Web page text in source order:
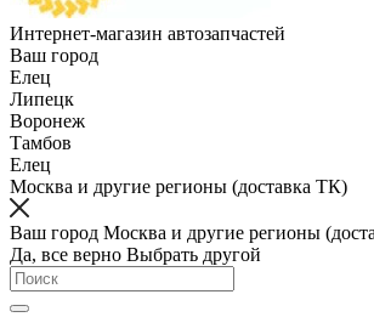
Интернет-магазин автозапчастей
Ваш город
Елец
Липецк
Воронеж
Тамбов
Елец
Москва и другие регионы (доставка ТК)
Ваш город Москва и другие регионы
Да, все верно Выбрать другой